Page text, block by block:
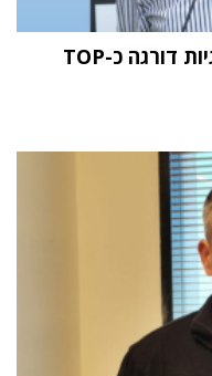
מחקר STKI השנתי: וואן טכנולוגיות דורגה כ-TOP